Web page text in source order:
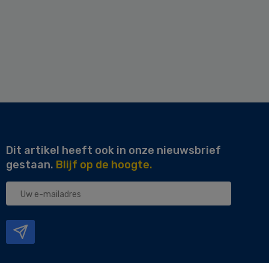
Dit artikel heeft ook in onze nieuwsbrief
gestaan. Blijf op de hoogte.
Uw